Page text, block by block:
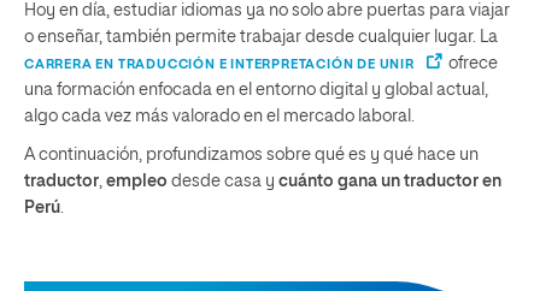
Hoy en día, estudiar idiomas ya no solo abre puertas para viajar
o enseñar, también permite trabajar desde cualquier lugar. La
CARRERA EN TRADUCCIÓN E INTERPRETACIÓN DE UNIR
ofrece
una formación enfocada en el entorno digital y global actual,
algo cada vez más valorado en el mercado laboral.
A continuación, profundizamos sobre qué es y qué hace un
traductor empleo desde casa y cuánto gana un traductor en
Perú